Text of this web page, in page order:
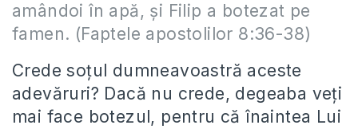
amândoi în apă, şi Filip a botezat pe
famen. (Faptele apostolilor 8:36-38)
Crede soţul dumneavoastră aceste
adevăruri? Dacă nu crede, degeaba veţi
mai face botezul, pentru că înaintea Lui